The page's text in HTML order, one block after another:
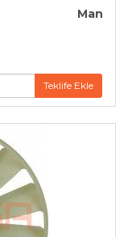
Man
Teklife Ekle